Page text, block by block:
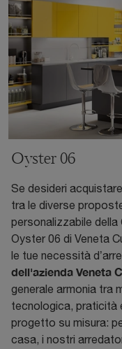
Oyster 06
Se desideri
tra le diverse
personalizzabile
Oyster 06 di Veneta
le tue necessità
dell'azienda Veneta
generale armonia tra
tecnologica, praticità
progetto su misura:
casa, i nostri